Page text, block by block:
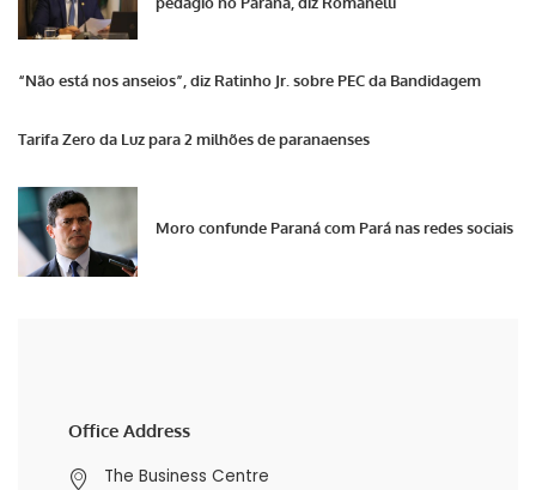
“Não está nos anseios”, diz Ratinho Jr. sobre PEC da Bandidagem
Tarifa Zero da Luz para 2 milhões de paranaenses
Moro confunde Paraná com Pará nas redes sociais
Office Address
The Business Centre